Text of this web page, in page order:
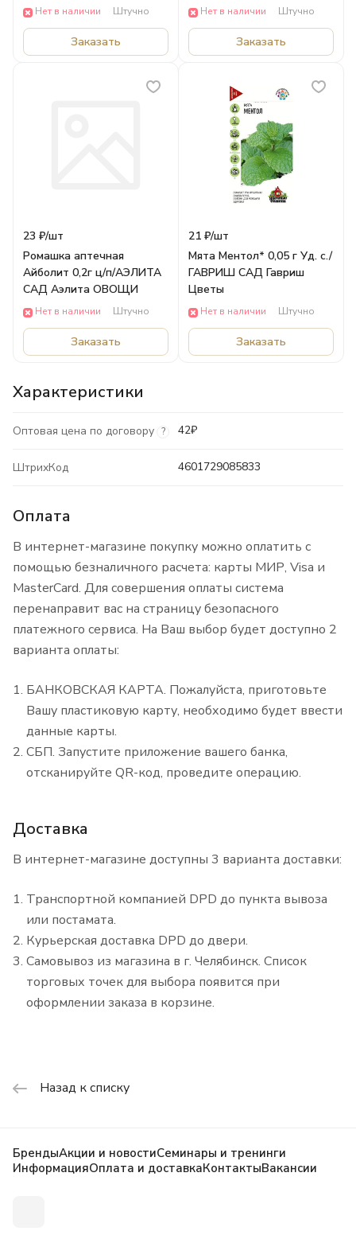
Нет в наличии Штучно
Заказать
Нет в наличии Штучно
Заказать
23 ₽/шт
Ромашка аптечная
Айболит 0,2г ц/п/АЭЛИТА
САД Аэлита ОВОЩИ
Нет в наличии Штучно
Заказать
21 ₽/шт
Мята Ментол* 0,05 г Уд. с./
ГАВРИШ САД Гавриш
Цветы
Нет в наличии Штучно
Заказать
Характеристики
Оптовая цена по договору ? 42₽
ШтрихКод 4601729085833
Оплата
В интернет-магазине покупку можно оплатить с
помощью безналичного расчета: карты МИР, Visa и
MasterCard. Для совершения оплаты система
перенаправит вас на страницу безопасного
платежного сервиса. На Ваш выбор будет доступно 2
варианта оплаты:
БАНКОВСКАЯ КАРТА. Пожалуйста, приготовьте
Вашу пластиковую карту, необходимо будет ввести
данные карты.
СБП. Запустите приложение вашего банка,
отсканируйте QR-код, проведите операцию.
Доставка
В интернет-магазине доступны 3 варианта доставки:
Транспортной компанией DPD до пункта вывоза
или постамата.
Курьерская доставка DPD до двери.
Самовывоз из магазина в г. Челябинск. Список
торговых точек для выбора появится при
оформлении заказа в корзине.
Назад к списку
БрендыАкции и новостиСеминары и тренинги
ИнформацияОплата и доставкаКонтактыВакансии